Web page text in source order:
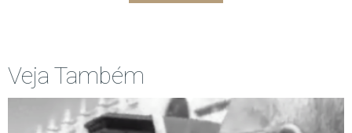
Veja Também